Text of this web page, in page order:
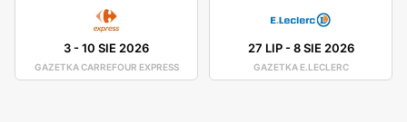
3-10 SIE 2026
GAZETKA CARREFOUR EXPRESS
27 LIP-8 SIE 2026
GAZETKA E.LECLERC